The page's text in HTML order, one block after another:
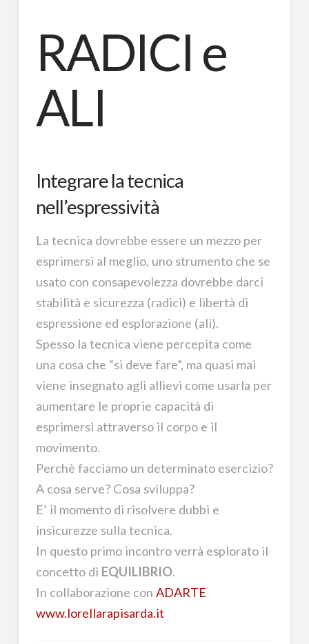
RADICI e
ALI
Integrare la tecnica
nell’espressività
La tecnica dovrebbe essere un mezzo per
esprimersi al meglio, uno strumento che se
usato con consapevolezza dovrebbe darci
stabilità e sicurezza (radici) e libertà di
espressione ed esplorazione (ali).
Spesso la tecnica viene percepita come
una cosa che “si deve fare”, ma quasi mai
viene insegnato agli allievi come usarla per
aumentare le proprie capacità di
esprimersi attraverso il corpo e il
movimento.
Perchè facciamo un determinato esercizio?
A cosa serve? Cosa sviluppa?
E’ il momento di risolvere dubbi e
insicurezze sulla tecnica.
In questo primo incontro verrà esplorato il
concetto di EQUILIBRIO.
In collaborazione con ADARTE
www.lorellarapisarda.it